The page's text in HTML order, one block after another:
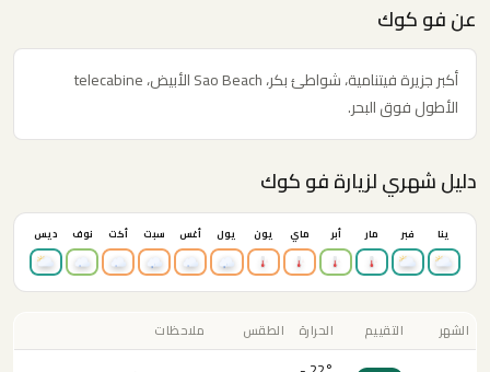
عن فو كوك
أكبر جزيرة فيتنامية، شواطئ بكر، Sao Beach الأبيض، telecabine
الأطول فوق البحر.
دليل شهري لزيارة فو كوك
ينا فبر مار أبر ماي يون يول أغس سبت أكت نوف ديس
الشهر التقييم الحرارة الطقس ملاحظات